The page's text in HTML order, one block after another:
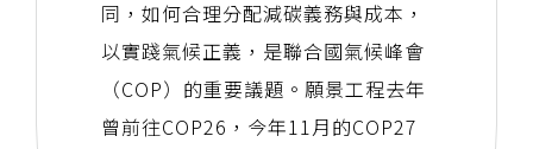
同，如何合理分配減碳義務與成本，
以實踐氣候正義，是聯合國氣候峰會
（COP）的重要議題。願景工程去年
曾前往COP26，今年11月的COP27